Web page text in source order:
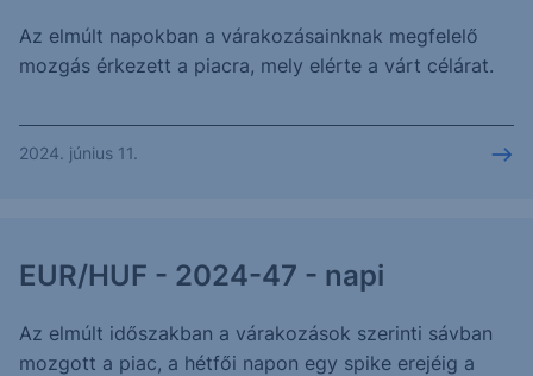
Az elmúlt napokban a várakozásainknak megfelelő
mozgás érkezett a piacra, mely elérte a várt célárat.
2024. június 11.
EUR/HUF - 2024-47 - napi
Az elmúlt időszakban a várakozások szerinti sávban
mozgott a piac, a hétfői napon egy spike erejéig a